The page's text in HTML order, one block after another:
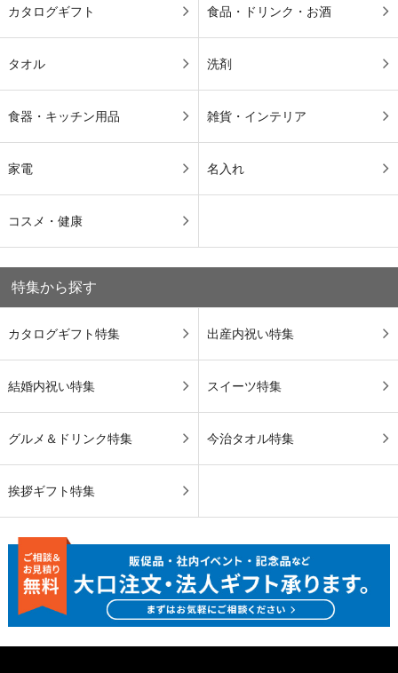
カタログギフト 食品・ドリンク・お酒
タオル 洗剤
食器・キッチン用品 雑貨・インテリア
家電 名入れ
コスメ・健康
特集から探す
カタログギフト特集 出産内祝い特集
結婚内祝い特集 スイーツ特集
グルメ＆ドリンク特集 今治タオル特集
挨拶ギフト特集